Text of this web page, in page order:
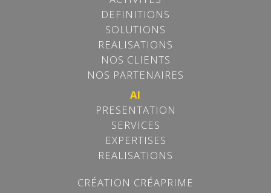
Les cookies assurent le bon fonctionnement de nos
En utilisant ces derniers, vous acceptez tacitement
l'utilisation des cookies.en savoir Plus
DEFINITIONS
SOLUTIONS
REALISATIONS
NOS CLIENTS
NOS PARTENAIRES
AI
PRESENTATION
SERVICES
EXPERTISES
REALISATIONS
CRÉATION CRÉAPRIME